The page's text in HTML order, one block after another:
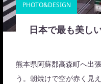
PHOTO&DESIGN
日本で最も美し
熊本県阿蘇郡高森町へ出
う。朝焼けで空が赤く見